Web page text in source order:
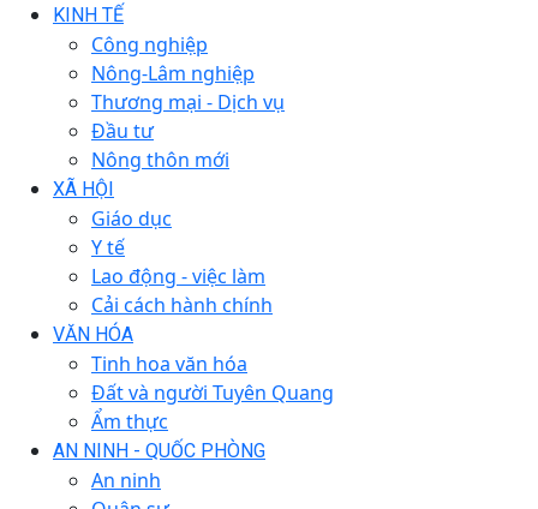
KINH TẾ
Công nghiệp
Nông-Lâm nghiệp
Thương mại - Dịch vụ
Đầu tư
Nông thôn mới
XÃ HỘI
Giáo dục
Y tế
Lao động - việc làm
Cải cách hành chính
VĂN HÓA
Tinh hoa văn hóa
Đất và người Tuyên Quang
Ẩm thực
AN NINH - QUỐC PHÒNG
An ninh